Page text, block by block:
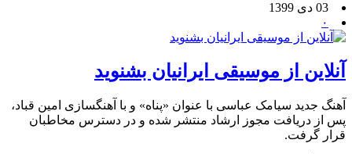
03 دی 1399
۰
آنلاین از موسیقی ایرانیان بشنوید
آهنگ جدید سیامک عباسی با عنوان «پناه» و با آهنگسازی امین قباد،
پس از دریافت مجوز ارشاد منتشر شده و در دسترس مخاطبان
قرار گرفت.